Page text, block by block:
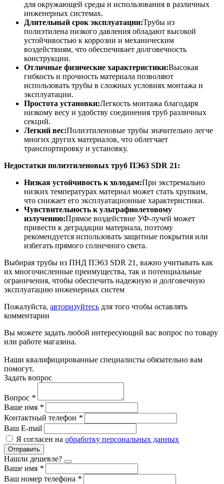
для окружающей среды и использования в различных
инженерных системах.
Длительный срок эксплуатации:Трубы из
полиэтилена низкого давления обладают высокой
устойчивостью к коррозии и механическим
воздействиям, что обеспечивает долговечность
конструкции.
Отличные физические характеристики:Высокая
гибкость и прочность материала позволяют
использовать трубы в сложных условиях монтажа и
эксплуатации.
Простота установки:Легкость монтажа благодаря
низкому весу и удобству соединения труб различных
секций.
Легкий вес:Полиэтиленовые трубы значительно легче
многих других материалов, что облегчает
транспортировку и установку.
Недостатки полиэтиленовых труб ПЭ63 SDR 21:
Низкая устойчивость к холодам:При экстремально
низких температурах материал может стать хрупким,
что снижает его эксплуатационные характеристики.
Чувствительность к ультрафиолетовому
излучению:Прямое воздействие УФ-лучей может
привести к деградации материала, поэтому
рекомендуется использовать защитные покрытия или
избегать прямого солнечного света.
Выбирая трубы из ПНД ПЭ63 SDR 21, важно учитывать как
их многочисленные преимущества, так и потенциальные
ограничения, чтобы обеспечить надежную и долговечную
эксплуатацию инженерных систем
Пожалуйста, авторизуйтесь для того чтобы оставлять
комментарии
Вы можете задать любой интересующий вас вопрос по товару
или работе магазина.
Наши квалифицированные специалисты обязательно вам
помогут.
Задать вопрос
Вопрос *
Ваше имя *
Контактный телефон *
Ваш E-mail
Я согласен на обработку персональных данных
Отправить
Нашли дешевле?
Ваше имя *
Ваш номер телефона *